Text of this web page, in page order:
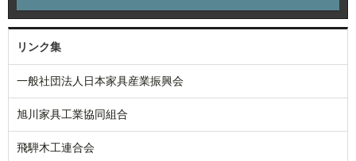
リンク集
一般社団法人日本家具産業振興会
旭川家具工業協同組合
飛騨木工連合会